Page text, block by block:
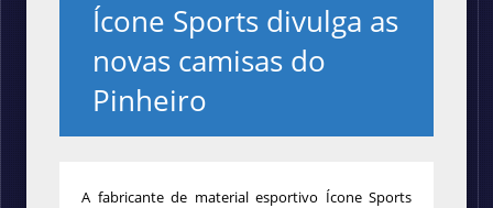
Ícone Sports divulga as
novas camisas do
Pinheiro
A fabricante de material esportivo Ícone Sports